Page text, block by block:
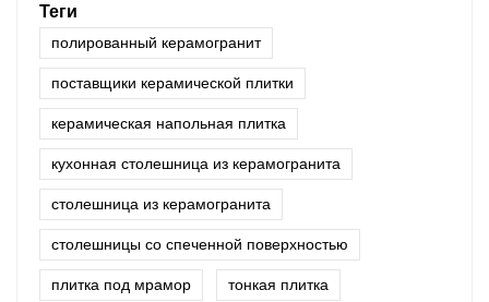
Теги
полированный керамогранит
поставщики керамической плитки
керамическая напольная плитка
кухонная столешница из керамогранита
столешница из керамогранита
столешницы со спеченной поверхностью
плитка под мрамор тонкая плитка